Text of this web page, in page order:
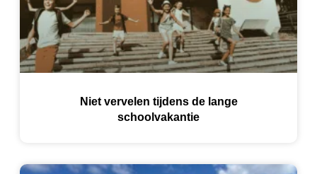
Niet vervelen tijdens de lange
schoolvakantie